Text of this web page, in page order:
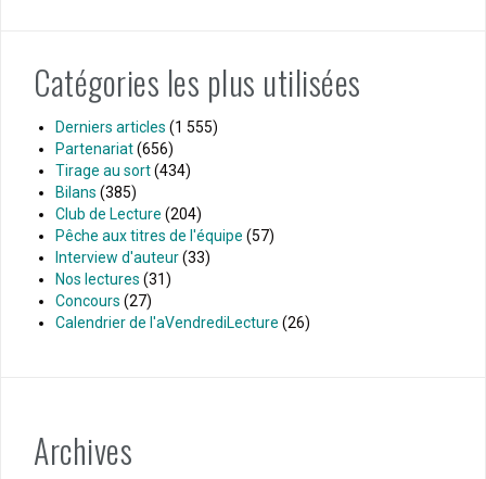
Catégories les plus utilisées
Derniers articles (1 555)
Partenariat(656)
Tirage au sort(434)
Bilans (385)
Club de Lecture (204)
Pêche aux titres de l'équipe (57)
Interview d'auteur(33)
Nos lectures (31)
Concours (27)
Calendrier de l'aVendrediLecture (26)
Archives